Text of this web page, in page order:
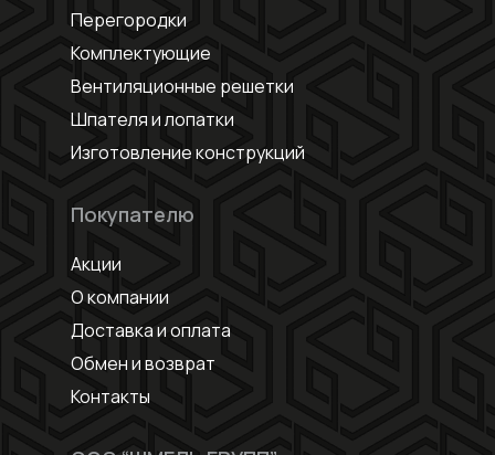
Перегородки
Комплектующие
Вентиляционные решетки
Шпателя и лопатки
Покупателю
Акции
О компании
Доставка и оплата
Обмен и возврат
Контакты
Изготовление конструкций